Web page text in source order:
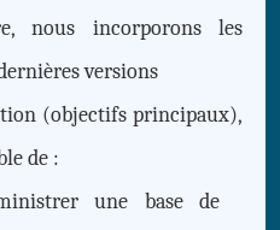
nous incorporons les
versions
(objectifs principaux),
de :
une base de